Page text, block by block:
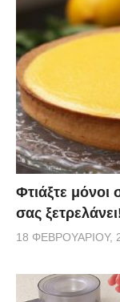
Φτιάξτε μόνοι
σας
18 ΦΕΒΡΟΥΑΡΊΟΥ,